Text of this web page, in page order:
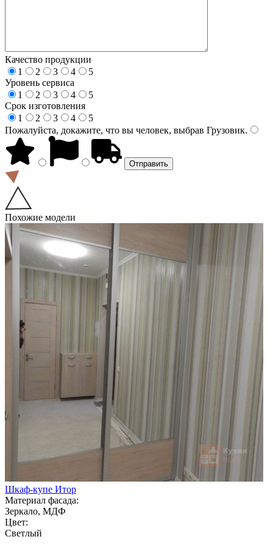
Качество продукции
1
2 3 4
5
Уровень сервиса
1
2 3 4
5
Срок изготовления
1
2 3 4
5
Пожалуйста, докажите, что вы человек, выбрав Грузовик.
Похожие модели
Шкаф-купе Итор
Материал фасада:
Зеркало, МДФ
Цвет:
Светлый